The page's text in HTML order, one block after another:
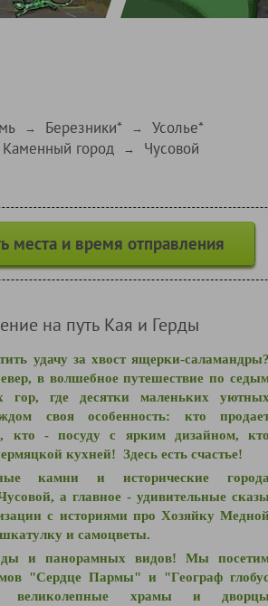
→ Березники* → Усолье*
Каменный город → Чусовой
места и время отправления
на путь Кая и Герды
удачу за хвост ящерки-
в волшебное путешествие по
гор, где десятки маленьких
своя особенность: кто
кто - посуду с ярким дизайном,
кухней! Здесь есть счастье!
камни и исторические
а главное - удивительные
с историями про Хозяйку
и самоцветы.
и панорамных видов! Мы
"Сердце Пармы" и "Географ
великолепные храмы и